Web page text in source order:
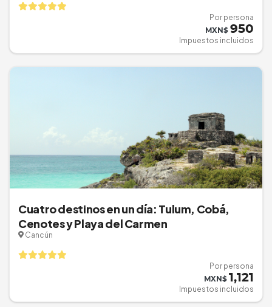
Por persona
MXN$ 950
Impuestos incluidos
Cuatro destinos en un día: Tulum, Cobá,
Cenotes y Playa del Carmen
Cancún
Por persona
MXN$ 1,121
Impuestos incluidos